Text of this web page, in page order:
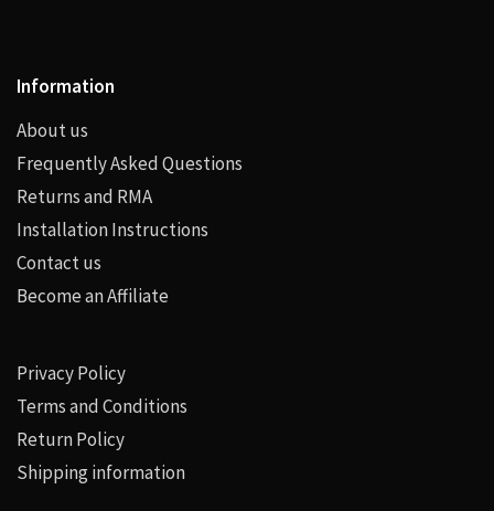
Information
About us
Frequently Asked Questions
Returns and RMA
Installation Instructions
Contact us
Become an Affiliate
Privacy Policy
Terms and Conditions
Return Policy
Shipping information